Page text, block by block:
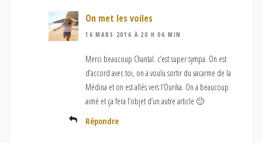
On met les voiles
16 MARS 2016 À 20 H 06 MIN
Merci beaucoup Chantal. c’est super sympa. On est
d’accord avec toi, on a voulu sortir du vacarme de la
Médina et on est allés vers l’Ourika. On a beaucoup
aimé et ça fera l’objet d’un autre article 🙂
Répondre